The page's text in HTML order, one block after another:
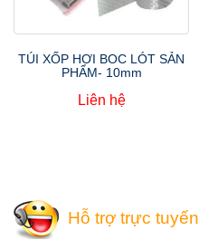
TÚI XỐP HƠI BOC LÓT SẢN
PHẨM- 10mm
Liên hệ
Hỗ trợ trực tuyến